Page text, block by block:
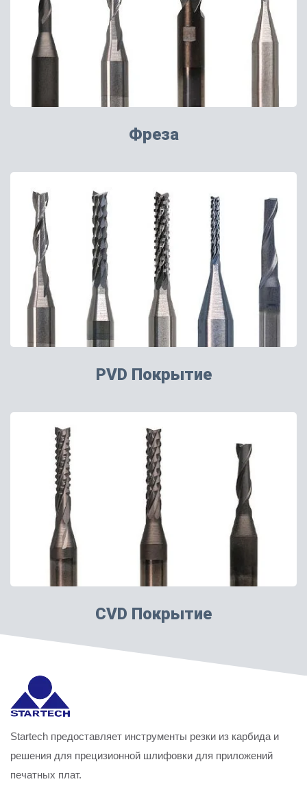
Фреза
PVD Покрытие
CVD Покрытие
Startech предоставляет инструменты резки из карбида и
решения для прецизионной шлифовки для приложений
печатных плат.